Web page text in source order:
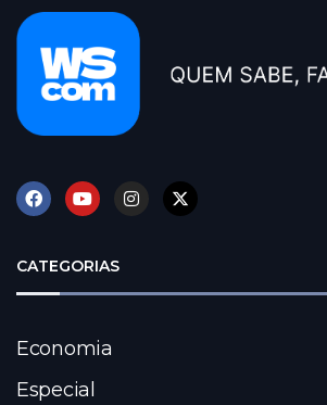
CATEGORIAS
Economia
Especial